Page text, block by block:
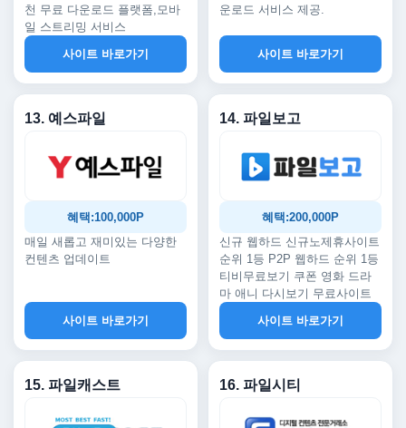
천 무료 다운로드 플랫폼,모바
일 스트리밍 서비스
사이트 바로가기
운로드 서비스 제공.
사이트 바로가기
13. 예스파일
혜택:100,000P
매일 새롭고 재미있는 다양한
컨텐츠 업데이트
사이트 바로가기
14. 파일보고
혜택:200,000P
신규 웹하드 신규노제휴사이트
순위 1등 P2P 웹하드 순위 1등
티비무료보기 쿠폰 영화 드라
마 애니 다시보기 무료사이트
사이트 바로가기
15. 파일캐스트 16. 파일시티